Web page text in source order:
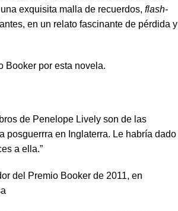
exquisita malla de recuerdos, flash-
en un relato fascinante de pérdida y
Booker por esta novela.
de Penelope Lively son de las
posguerrra en Inglaterra. Le habría dado
a ella.”
del Premio Booker de 2011, en